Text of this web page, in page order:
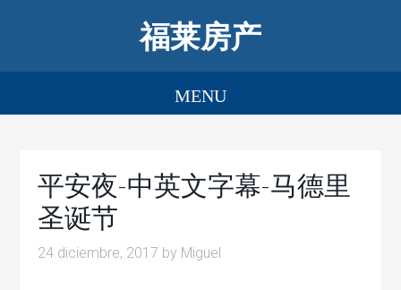
福莱房产
平安夜-中英文字幕-马德里
圣诞节
24 diciembre, 2017 by Miguel